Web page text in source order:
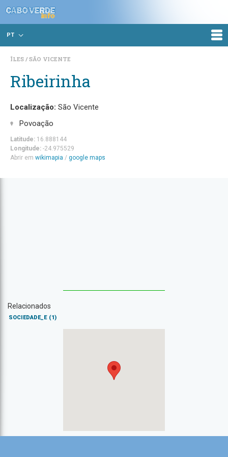
PT
ÎLES SÃO VICENTE
Ribeirinha
Localização: São Vicente
Povoação
Latitude: 16.888144
Longitude: -24.975529
Abrir em wikimapia / google maps
Relacionados
SOCIEDADE_E (1)